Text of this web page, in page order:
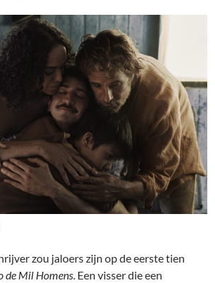
zou jaloers zijn op de eerste tien
de Mil Homens. Een visser die een